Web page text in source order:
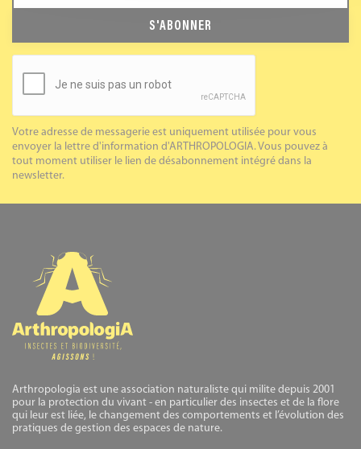
S'ABONNER
Votre adresse de messagerie est uniquement utilisée pour vous
envoyer la lettre d'information d'ARTHROPOLOGIA. Vous pouvez à
tout moment utiliser le lien de désabonnement intégré dans la
newsletter.
Arthropologia est une association naturaliste qui milite depuis 2001
pour la protection du vivant - en particulier des insectes et de la flore
qui leur est liée, le changement des comportements et l’évolution des
pratiques de gestion des espaces de nature.